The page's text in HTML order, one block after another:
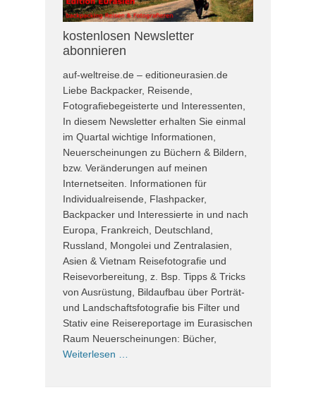
kostenlosen Newsletter
abonnieren
auf-weltreise.de – editioneurasien.de
Liebe Backpacker, Reisende,
Fotografiebegeisterte und Interessenten,
In diesem Newsletter erhalten Sie einmal
im Quartal wichtige Informationen,
Neuerscheinungen zu Büchern & Bildern,
bzw. Veränderungen auf meinen
Internetseiten. Informationen für
Individualreisende, Flashpacker,
Backpacker und Interessierte in und nach
Europa, Frankreich, Deutschland,
Russland, Mongolei und Zentralasien,
Asien & Vietnam Reisefotografie und
Reisevorbereitung, z. Bsp. Tipps & Tricks
von Ausrüstung, Bildaufbau über Porträt-
und Landschaftsfotografie bis Filter und
Stativ eine Reisereportage im Eurasischen
Raum Neuerscheinungen: Bücher,
Weiterlesen …